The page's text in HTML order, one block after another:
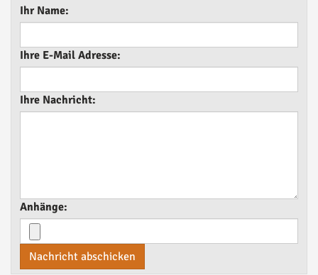
Ihr Name:
Ihre E-Mail Adresse:
Ihre Nachricht:
Anhänge:
Nachricht abschicken